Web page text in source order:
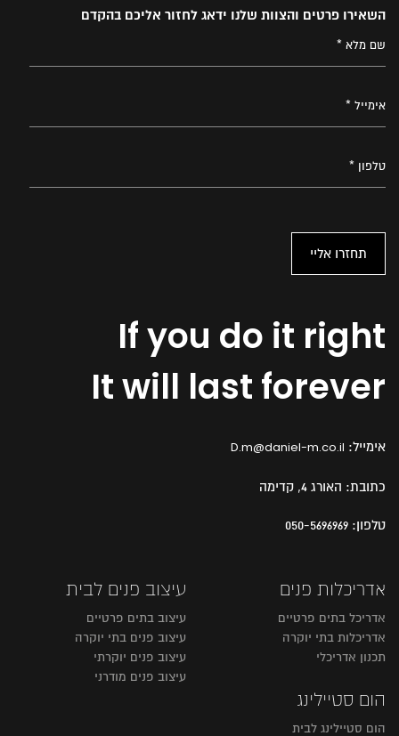
If you do it right
It will last forever
אימייל: D.m@daniel-m.co.il
כתובת: האורג 4, קדימה
טלפון: 050-5696969
השאירו פרטים והצוות שלנו ידאג לחזור אליכם בהקדם
אדריכלות פנים
אדריכל בתים פרטיים
אדריכלות בתי יוקרה
תכנון אדריכלי
עיצוב פנים לבית
עיצוב בתים פרטיים
עיצוב פנים בתי יוקרה
עיצוב פנים יוקרתי
עיצוב פנים מודרני
הום סטיילינג
הום סטיילינג לבית